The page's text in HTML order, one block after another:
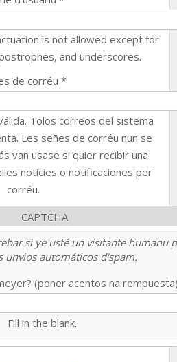
is not allowed except for
and underscores.
de corréu *
Tolos correos del sistema
Les señes de corréu nun se
van usase si quier recibir una
noticies o notificaciones per
corréu.
CAPTCHA
si ye usté un visitante humanu
unvios automáticos d'spam.
(poner acentos na
Fill in the blank.